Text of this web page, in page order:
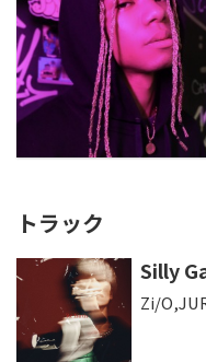
トラック
Silly
Zi/